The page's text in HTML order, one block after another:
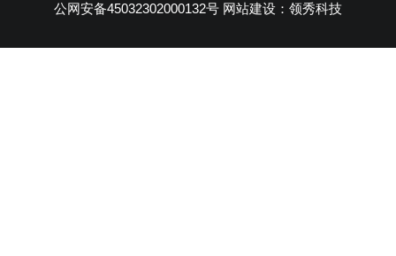
公网安备45032302000132号网站建设： 领秀科技